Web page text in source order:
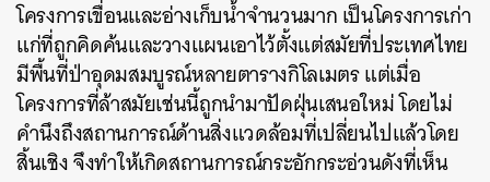
โครงการเขื่อนและอ่างเก็บน้ำจำนวนมาก เป็นโครงการเก่า
แก่ที่ถูกคิดค้นและวางแผนเอาไว้ตั้งแต่สมัยที่ประเทศไทย
มีพื้นที่ป่าอุดมสมบูรณ์หลายตารางกิโลเมตร แต่เมื่อ
โครงการที่ล้าสมัยเช่นนี้ถูกนำมาปัดฝุ่นเสนอใหม่ โดยไม่
คำนึงถึงสถานการณ์ด้านสิ่งแวดล้อมที่เปลี่ยนไปแล้วโดย
สิ้นเชิง จึงทำให้เกิดสถานการณ์กระอักกระอ่วนดังที่เห็น